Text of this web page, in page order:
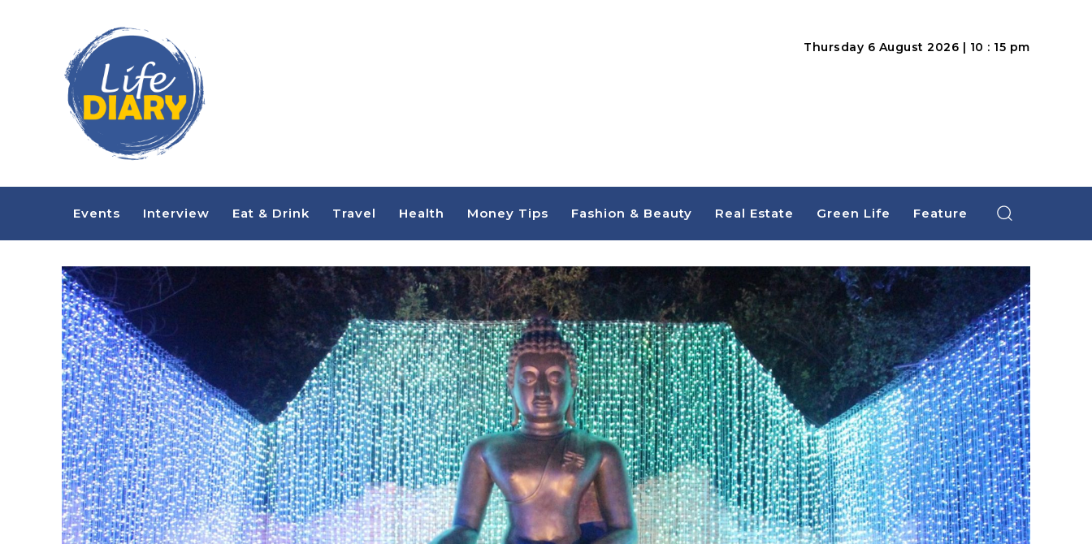
Thursday 6 August 2026 | 10 : 15 pm
Events Interview Eat & Drink Travel Health Money Tips Fashion & Beauty Real Estate Green Life Feature